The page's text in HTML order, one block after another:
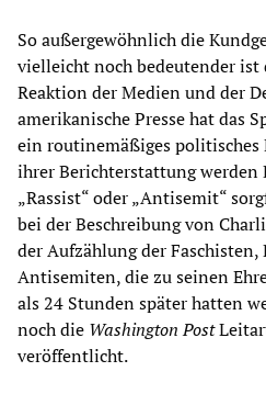
So außergewöhnlich die
vielleicht noch bedeutender
Reaktion der Medien und der
amerikanische Presse hat das
ein routinemäßiges politisches
ihrer Berichterstattung werden
„Rassist“ oder „Antisemit“
bei der Beschreibung von
der Aufzählung der Faschisten,
Antisemiten, die zu seinen
als 24 Stunden später hatten
noch die Washington Post
veröffentlicht.